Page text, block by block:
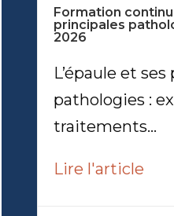
Formation
principales
2026
L’épaule et
pathologies :
traitements...
Lire l'article